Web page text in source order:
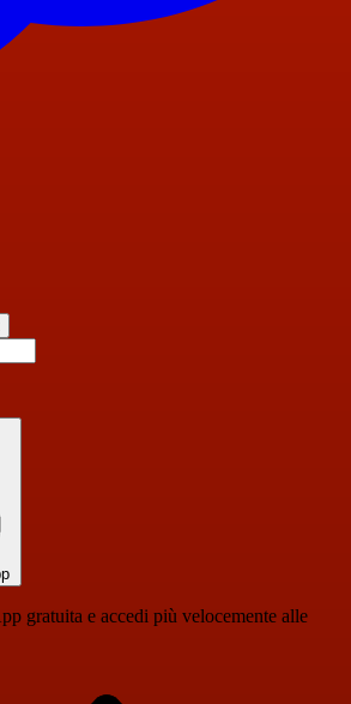
gratuita e accedi più velocemente alle